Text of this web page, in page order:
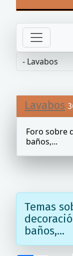
Lavabos
Foro sobre
baños,...
Temas
baños,...